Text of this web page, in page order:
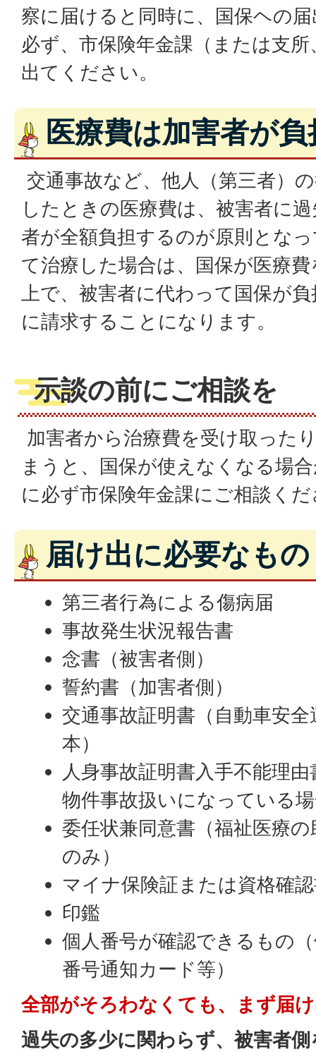
察に届けると同時に、国保ヘの
必ず、市保険年金課（または支
出てください。
医療費は加害者が負
交通事故など、他人（第三者）
したときの医療費は、被害者に
者が全額負担するのが原則とな
て治療した場合は、国保が医療
上で、被害者に代わって国保が
に請求することになります。
示談の前にご相談を
加害者から治療費を受け取った
まうと、国保が使えなくなる場
に必ず市保険年金課にご相談く
届け出に必要なもの
第三者行為による傷病届
事故発生状況報告書
念書（被害者側）
誓約書（加害者側）
交通事故証明書（自動車安
本）
人身事故証明書入手不能理
物件事故扱いになっている
委任状兼同意書（福祉医療
のみ）
マイナ保険証または資格確
印鑑
個人番号が確認できるもの
番号通知カード等）
全部がそろわなくても、まず届
過失の多少に関わらず、被害者